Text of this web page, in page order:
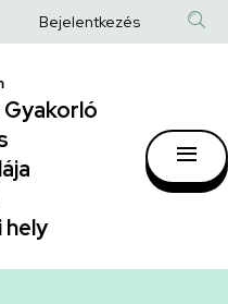
Anonim
fiók
Bejelentkezés